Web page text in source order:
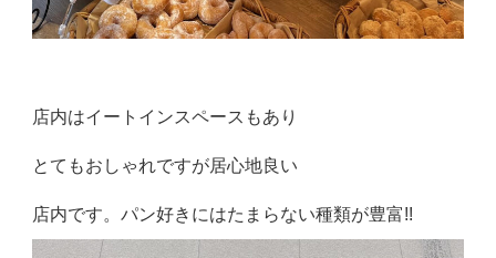
店内はイートインスペースもあり
とてもおしゃれですが居心地良い
店内です。パン好きにはたまらない種類が豊富!!